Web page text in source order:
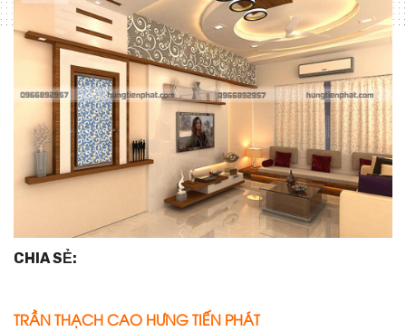
CHIA SẺ:
TRẦN THẠCH CAO HƯNG TIẾN PHÁT